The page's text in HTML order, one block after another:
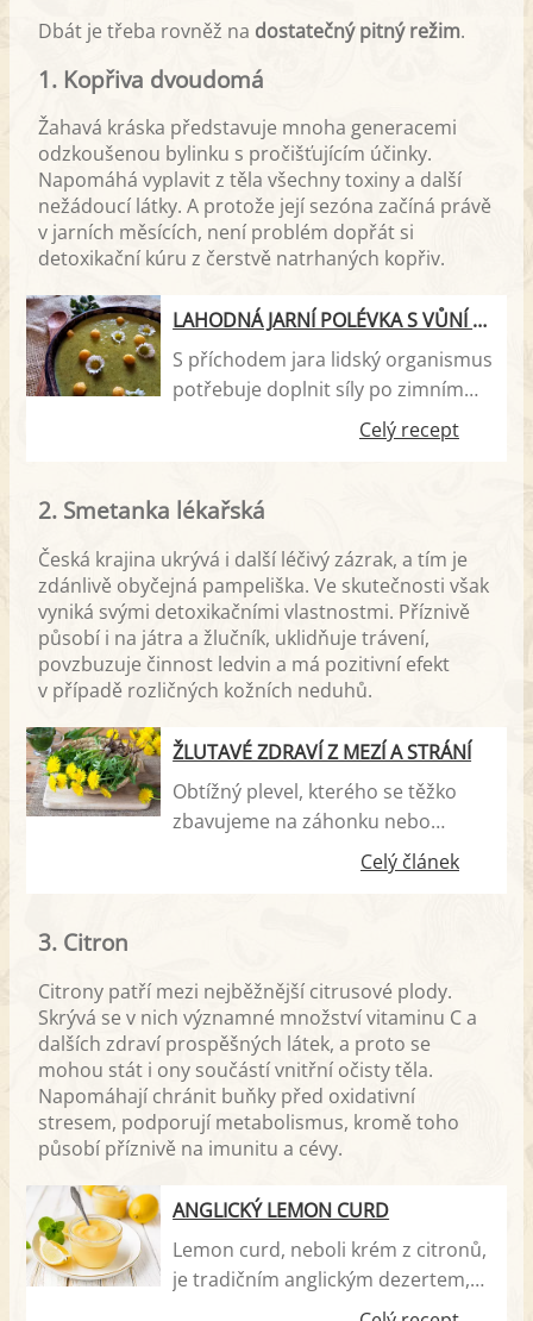
Dbát je třeba rovněž na dostatečný pitný režim.
1. Kopřiva dvoudomá
Žahavá kráska představuje mnoha generacemi
odzkoušenou bylinku s pročišťujícím účinky.
Napomáhá vyplavit z těla všechny toxiny a další
nežádoucí látky. A protože její sezóna začíná právě
v jarních měsících, není problém dopřát si
detoxikační kúru z čerstvě natrhaných kopřiv.
LAHODNÁ JARNÍ POLÉVKA S VŮNÍ KOPŘIV
S příchodem jara lidský organismus
potřebuje doplnit síly po zimním
období. Pokud vám vaše zahrádka
či blízké okolí nabízí možnost sběru
krémovou jarní polévku, která je
brambory a mladé kopřivy.
Nezvyklá kombinace, jenž opravdu
stojí za ochutnání. Jestliže v kuchyni
rádi experimentujete, pojďte tuto
netradiční jarní polévku vyzkoušet.
Celý recept
2. Smetanka lékařská
Česká krajina ukrývá i další léčivý zázrak, a tím je
zdánlivě obyčejná pampeliška. Ve skutečnosti však
vyniká svými detoxikačními vlastnostmi. Příznivě
působí i na játra a žlučník, uklidňuje trávení,
povzbuzuje činnost ledvin a má pozitivní efekt
v případě rozličných kožních neduhů.
ŽLUTAVÉ ZDRAVÍ Z MEZÍ A STRÁNÍ
Obtížný plevel, kterého se těžko
zbavujeme na záhonku nebo
nádherný materiál pro upletení
věnečku? Či snad legrační bílý
neduhů.
Celý článek
3. Citron
Citrony patří mezi nejběžnější citrusové plody.
Skrývá se v nich významné množství vitaminu C a
dalších zdraví prospěšných látek, a proto se
mohou stát i ony součástí vnitřní očisty těla.
Napomáhají chránit buňky před oxidativní
stresem, podporují metabolismus, kromě toho
působí příznivě na imunitu a cévy.
ANGLICKÝ LEMON CURD
Lemon curd, neboli krém z citronů,
je tradičním anglickým dezertem,
který můžete mlsat jen tak